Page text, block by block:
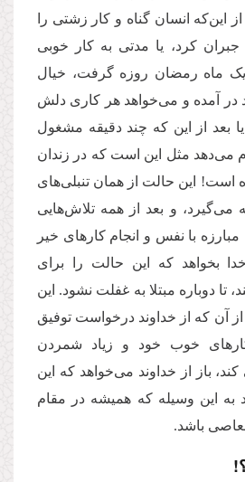
این‌که انسان گناه و کار زشتی را
کرد،‌ یا مدتی به کار خوبی
یک ماه رمضان روزه گرفت، خیال
در آمده و می‌‌خواهد هر کاری دلش
بعد از این که چند دقیقه مشغول
می‌دهد مثل این است که در زندان
است! این حالت از همان تنبلی‌های
و بعد از همه تلاش‌هایی
با نفس و انجام کارهای خیر
بخواهد که این حالت را برای
دوباره مبتلا به غفلت نشود. این
که از خداوند درخواست توفیق
خوب خود و زیاد شمردن
باز از خداوند می‌خواهد که این
به این‌ وسیله که همیشه در مقام
باشد.